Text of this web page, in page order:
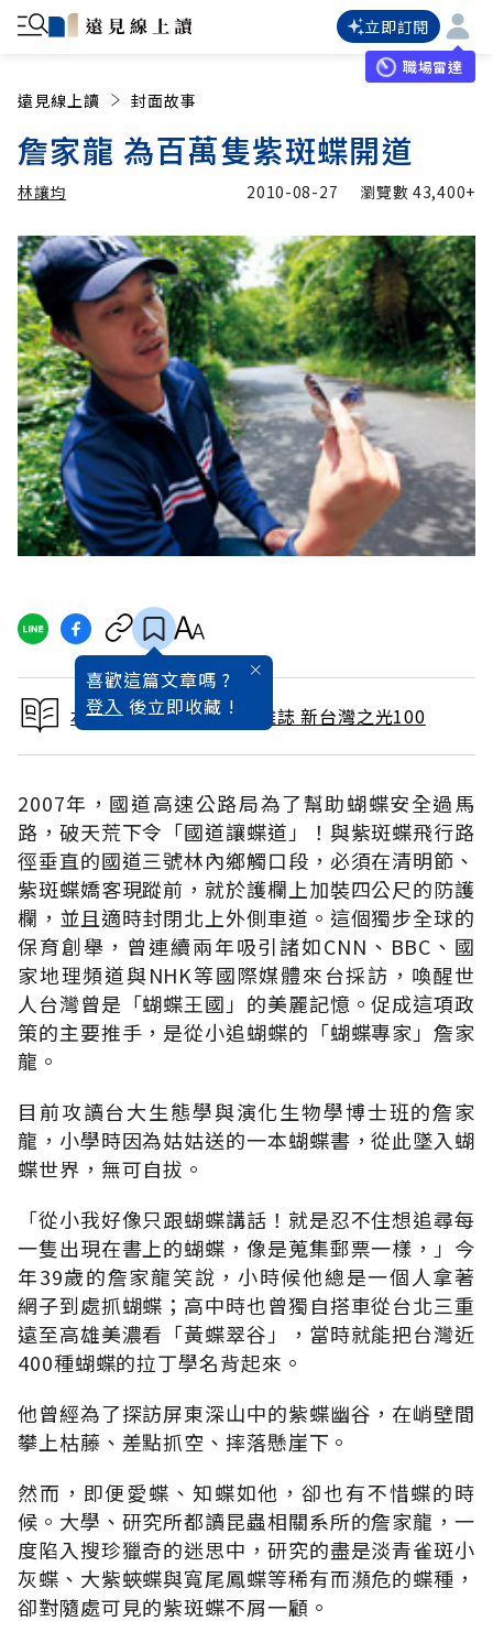
立即訂閱
職場雷達
遠見線上讀 封面故事
詹家龍 為百萬隻紫斑蝶開道
林讓均
林讓均 加入追蹤
2010-08-27 瀏覽數43,400+
喜歡這篇文章嗎 ?
登入 後立即收藏 !
本文出自 2010 / 8月號雜誌 新台灣之光100
2007年，國道高速公路局為了幫助蝴蝶安全過馬
路，破天荒下令「國道讓蝶道」！與紫斑蝶飛行路
徑垂直的國道三號林內鄉觸口段，必須在清明節、
紫斑蝶嬌客現蹤前，就於護欄上加裝四公尺的防護
欄，並且適時封閉北上外側車道。這個獨步全球的
保育創舉，曾連續兩年吸引諸如CNN、BBC、國
家地理頻道與NHK等國際媒體來台採訪，喚醒世
人台灣曾是「蝴蝶王國」的美麗記憶。促成這項政
策的主要推手，是從小追蝴蝶的「蝴蝶專家」詹家
龍。
目前攻讀台大生態學與演化生物學博士班的詹家
龍，小學時因為姑姑送的一本蝴蝶書，從此墜入蝴
蝶世界，無可自拔。
「從小我好像只跟蝴蝶講話！就是忍不住想追尋每
一隻出現在書上的蝴蝶，像是蒐集郵票一樣，」今
年39歲的詹家龍笑說，小時候他總是一個人拿著
網子到處抓蝴蝶；高中時也曾獨自搭車從台北三重
遠至高雄美濃看「黃蝶翠谷」，當時就能把台灣近
400種蝴蝶的拉丁學名背起來。
他曾經為了探訪屏東深山中的紫蝶幽谷，在峭壁間
攀上枯藤、差點抓空、摔落懸崖下。
然而，即便愛蝶、知蝶如他，卻也有不惜蝶的時
候。大學、研究所都讀昆蟲相關系所的詹家龍，一
度陷入搜珍獵奇的迷思中，研究的盡是淡青雀斑小
灰蝶、大紫蛺蝶與寬尾鳳蝶等稀有而瀕危的蝶種，
卻對隨處可見的紫斑蝶不屑一顧。